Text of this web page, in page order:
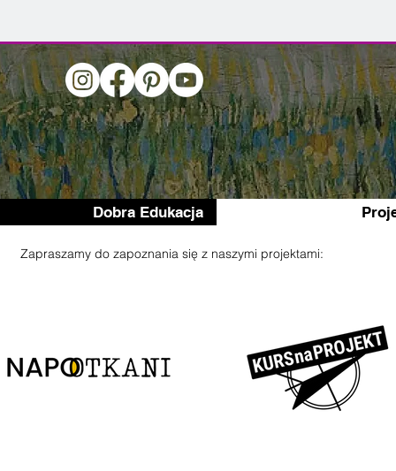
Dobra Edukacja
Zapraszamy do zapoznania się z naszymi projektami: